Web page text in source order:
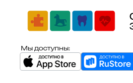
Мы доступны: